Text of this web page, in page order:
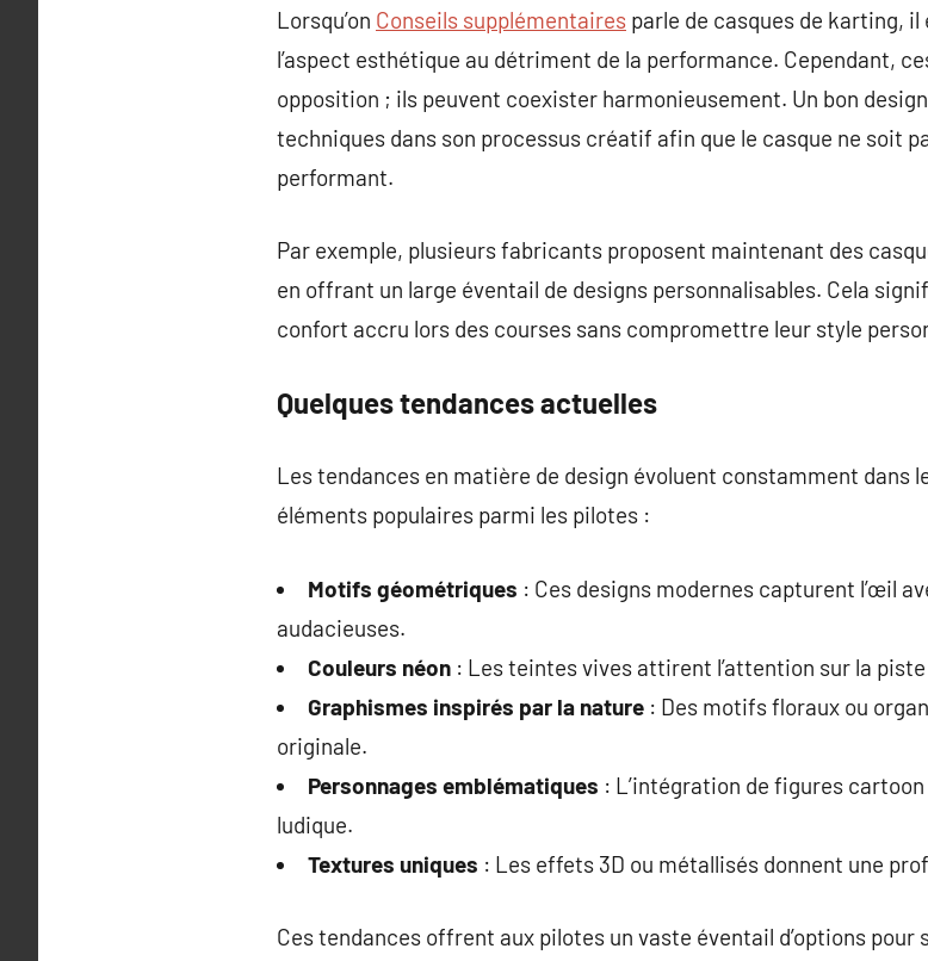
Lorsqu’on Conseils supplémentaires parle de casques de karting,
l’aspect esthétique au détriment de la performance. Cependant,
opposition ; ils peuvent coexister harmonieusement. Un bon
techniques dans son processus créatif afin que le casque ne soit
performant.
Par exemple, plusieurs fabricants proposent maintenant des
en offrant un large éventail de designs personnalisables. Cela
confort accru lors des courses sans compromettre leur style
Quelques tendances actuelles
Les tendances en matière de design évoluent constamment dans
éléments populaires parmi les pilotes :
Motifs géométriques : Ces designs modernes capturent l’œil
audacieuses.
Couleurs néon : Les teintes vives attirent l’attention sur la
Graphismes inspirés par la nature : Des motifs floraux ou
originale.
Personnages emblématiques : L’intégration de figures
ludique.
Textures uniques : Les effets 3D ou métallisés donnent une
Ces tendances offrent aux pilotes un vaste éventail d’options